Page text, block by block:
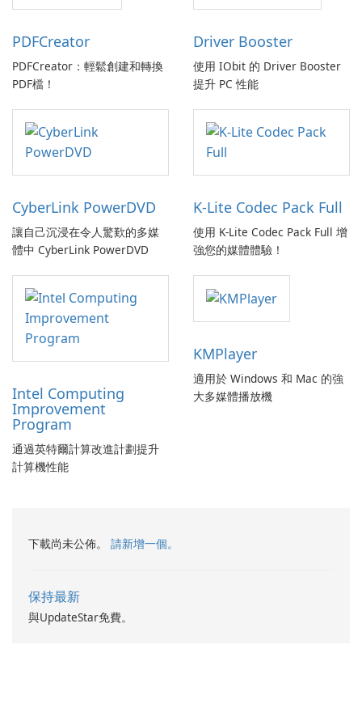
PDFCreator
PDFCreator：輕鬆創建和轉換
PDF檔！
Driver Booster
使用 IObit 的 Driver Booster
提升 PC 性能
CyberLink PowerDVD
讓自己沉浸在令人驚歎的多媒
體中 CyberLink PowerDVD
K-Lite Codec Pack Full
使用 K-Lite Codec Pack Full 增
強您的媒體體驗！
Intel Computing
Improvement
Program
通過英特爾計算改進計劃提升
計算機性能
KMPlayer
適用於 Windows 和 Mac 的強
大多媒體播放機
下載尚未公佈。 請新增一個。
保持最新
與UpdateStar免費。